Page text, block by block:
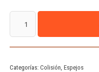
Categorías: Colisión, Espejos